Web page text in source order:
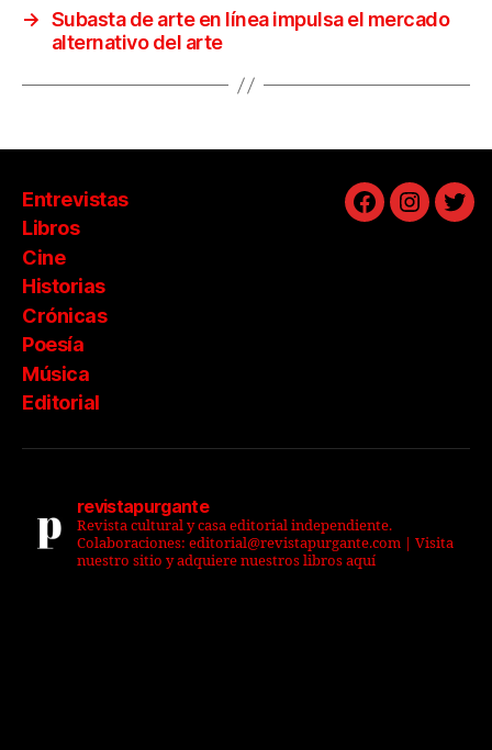
→ Subasta de arte en línea impulsa el mercado
alternativo del arte
Entrevistas
Libros
Cine
Historias
Crónicas
Poesía
Música
Editorial
Facebook
revistapurgante
Revista cultural y casa editorial independiente.
Colaboraciones: editorial@revistapurgante.com | Visita
nuestro sitio y adquiere nuestros libros aquí